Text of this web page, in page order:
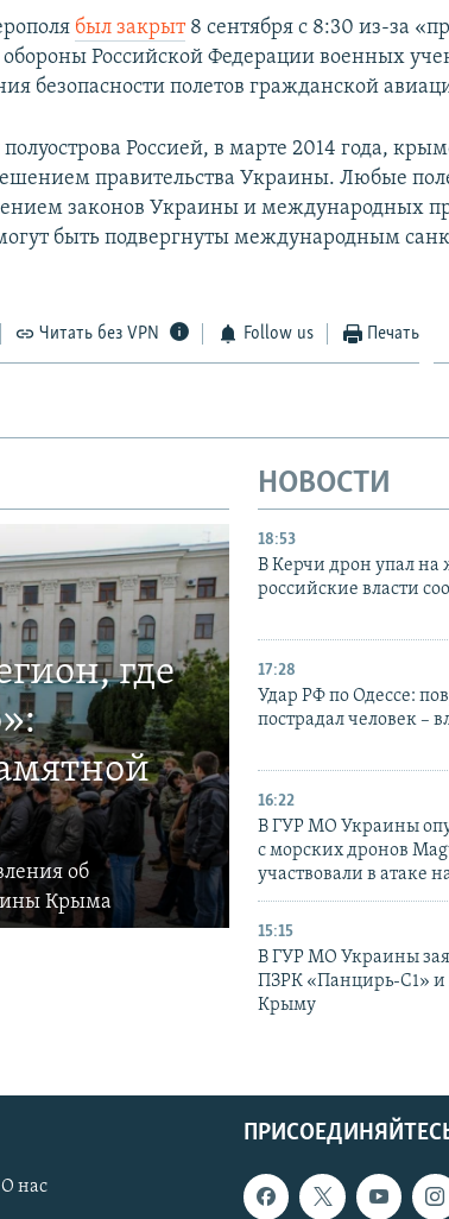
был закрыт8 сентября с 8:30 из-за
Российской Федерации военных
безопасности полетов гражданской
Россией, в марте 2014 года,
правительства Украины. Любые
законов Украины и международных
быть подвергнуты международным
Читать без VPN Follow us Печать
где
об
Крыма
НОВОСТИ
18:53
В Керчи дрон упал на
российские власти
17:28
Удар РФ по Одессе:
пострадал человек –
16:22
В ГУР МО Украины
с морских дронов
участвовали в атаке
15:15
В ГУР МО Украины
ПЗРК «Панцирь-С1» и
Крыму
нас